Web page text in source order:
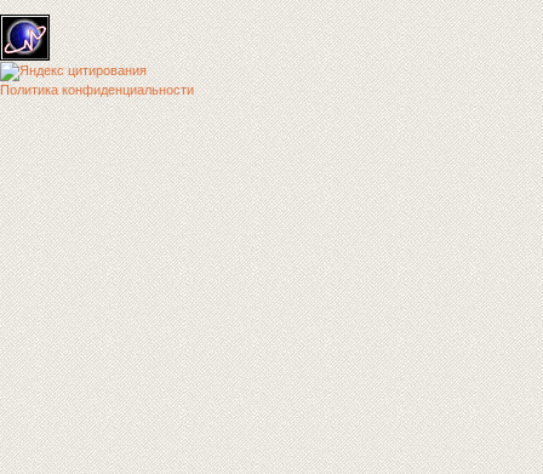
Политика конфиденциальности